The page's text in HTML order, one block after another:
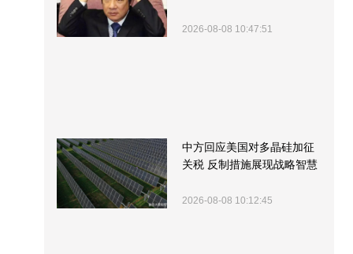
2026-08-08 10:47:51
中方回应美国对多晶硅加征
关税 反制措施展现战略智慧
2026-08-08 10:12:45